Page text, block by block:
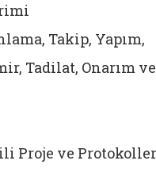
Takip, Yapım,
Tadilat, Onarım ve
Proje ve Protokoller